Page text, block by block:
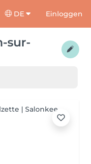
DE Einloggen
sur-